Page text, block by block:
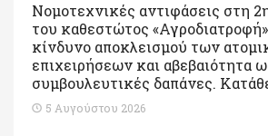
Νομοτεχνικές αντιφάσεις στη
του καθεστώτος
κίνδυνο αποκλεισμού των
επιχειρήσεων και αβεβαιότητα
συμβουλευτικές δαπάνες.
5 Αυγούστου 2026